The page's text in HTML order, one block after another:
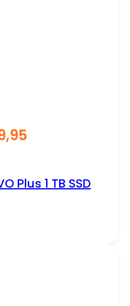
Plus 1 TB SSD